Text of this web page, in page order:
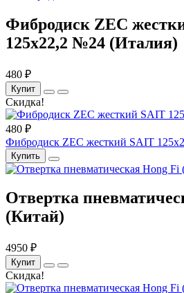
Фибродиск ZEC
125х22,2 №24 (Италия)
480 ₽
Купит
Скидка!
480 ₽
Фибродиск ZEC жесткий SAIT
Купить
Отвертка
(Китай)
4950 ₽
Купит
Скидка!